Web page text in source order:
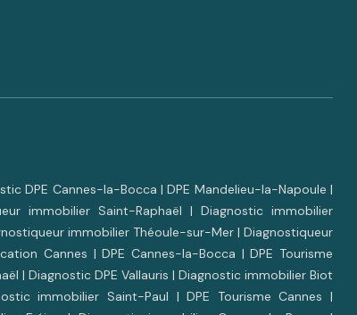
DPE Cannes-la-Bocca |DPE Mandelieu-la-Napoule |
immobilier Saint-Raphaël |Diagnostic immobilier
immobilier Théoule-sur-Mer| Diagnostiqueur
Cannes |DPE Cannes-la-Bocca |DPE Tourisme
| Diagnostic DPE Vallauris | Diagnostic immobilier Biot
immobilier Saint-Paul |DPE Tourisme Cannes |